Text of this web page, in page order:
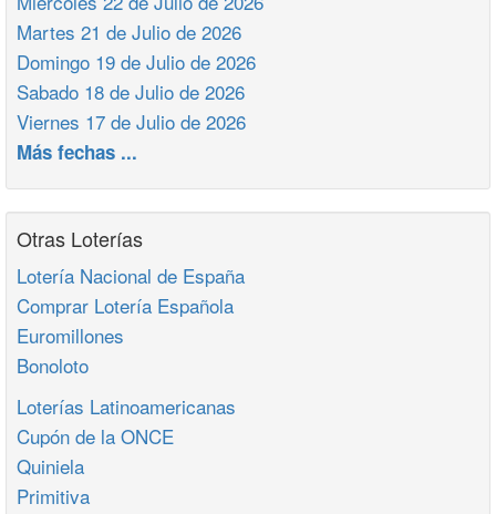
Martes 21 de Julio de 2026
Domingo 19 de Julio de 2026
Sabado 18 de Julio de 2026
Viernes 17 de Julio de 2026
Más fechas ...
Otras Loterías
Lotería Nacional de España
Comprar Lotería Española
Euromillones
Bonoloto
Loterías Latinoamericanas
Cupón de la ONCE
Quiniela
Primitiva